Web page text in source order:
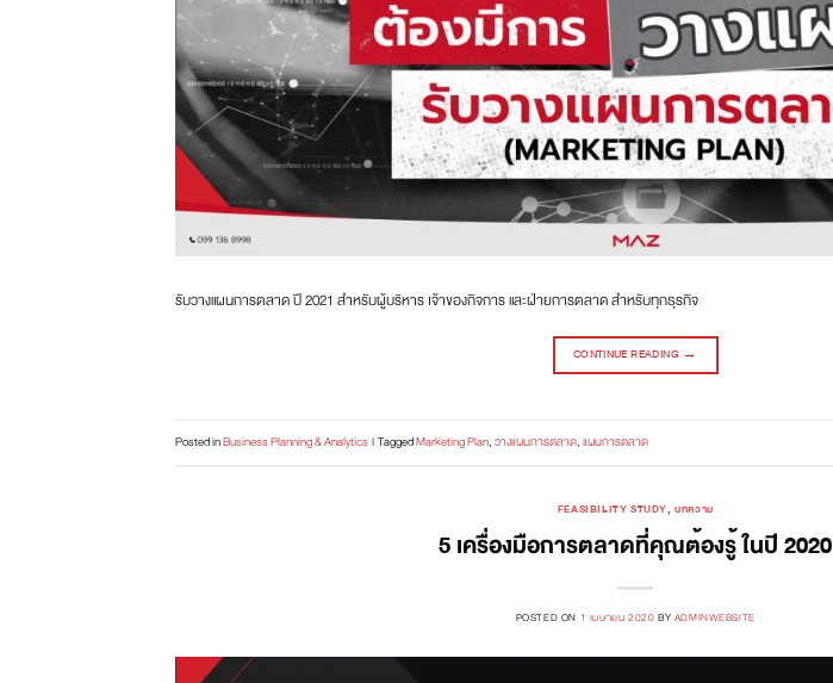
รับวางแผนการตลาด ปี 2021 สำหรับผู้บริหาร เจ้าของกิจการ และฝ่ายการตลาด สำหรับทุกธุรกิจ
CONTINUE READING →
Posted inBusiness Planning & Analytics|TaggedMarketing Plan,วางแผนการตลาด,แผนการตลาด
FEASIBILITY STUDY,บทความ
5 เครื่องมือการตลาดที่คุณต้องรู้ ในปี 2020
POSTED ON 1 เมษายน 2020 BY ADMINWEBSITE